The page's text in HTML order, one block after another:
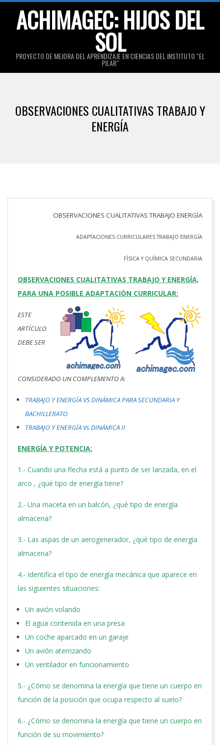
ACHIMAGEC: HIJOS DEL
SOL
PROYECTO DE MEJORA DEL APRENDIZAJE EN CIENCIAS DEL INSTITUTO "EL
PILAR"
Menu
OBSERVACIONES CUALITATIVAS TRABAJO Y
ENERGÍA
OBSERVACIONES CUALITATIVAS TRABAJO ENERGÍA
ADAPTACIONES CURRICULARES TRABAJO ENERGÍA
FÍSICA Y QUÍMICA SECUNDARIA
OBSERVACIONES CUALITATIVAS TRABAJO Y ENERGÍA,
PARA UNA POSIBLE ADAPTACIÓN CURRICULAR:
ESTE
ARTÍCULO
DEBE SER
CONSIDERADO UN COMPLEMENTO A:
TRABAJO Y ENERGÍA VS DINÁMICA PARA SECUNDARIA Y
BACHILLERATO
TRABAJO Y ENERGÍA Vs DINÁMICA II
ENERGÍA Y POTENCIA:
1.- Cuando una flecha está a punto de ser lanzada, en el
arco , ¿qué tipo de energía tiene?
2.- Una maceta en un balcón, ¿qué tipo de energía
almacena?
3.- Las aspas de un aerogenerador, ¿qué tipo de energía
almacena?
4.- Identifica el tipo de energía mecánica que aparece en
las siguientes situaciones:
Un avión volando
El agua contenida en una presa
Un coche aparcado en un garaje
Un avión aterrizando
Un ventilador en funcionamiento
5.- ¿Cómo se denomina la energía que tiene un cuerpo en
función de la posición que ocupa respecto al suelo?
6.- ¿Cómo se denomina la energía que tiene un cuerpo en
función de su movimiento?